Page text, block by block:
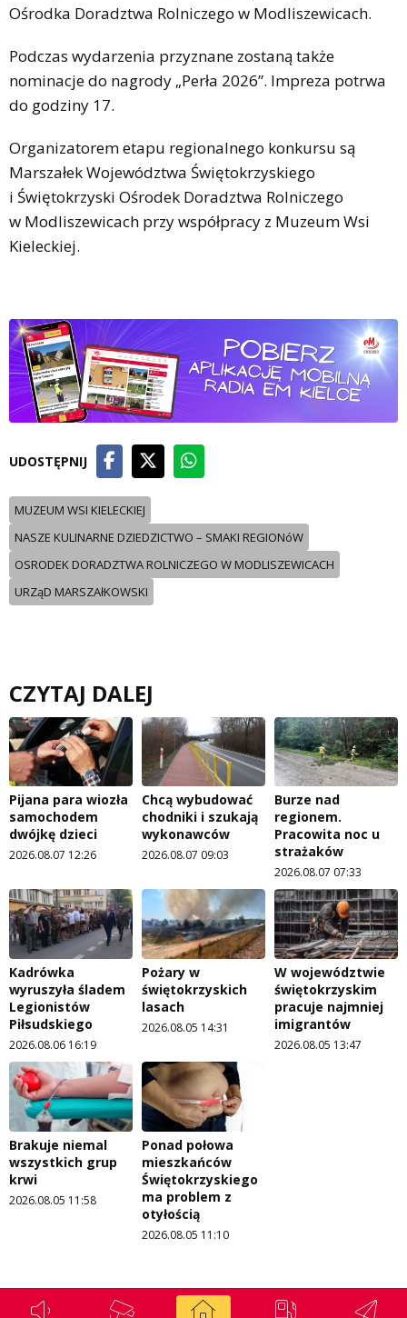
Ośrodka Doradztwa Rolniczego w Modliszewicach.
Podczas wydarzenia przyznane zostaną także
nominacje do nagrody „Perła 2026”. Impreza potrwa
do godziny 17.
Organizatorem etapu regionalnego konkursu są
Marszałek Województwa Świętokrzyskiego
i Świętokrzyski Ośrodek Doradztwa Rolniczego
w Modliszewicach przy współpracy z Muzeum Wsi
Kieleckiej.
UDOSTĘPNIJ
MUZEUM WSI KIELECKIEJ
NASZE KULINARNE DZIEDZICTWO – SMAKI REGIONóW
OSRODEK DORADZTWA ROLNICZEGO W MODLISZEWICACH
URZąD MARSZAłKOWSKI
CZYTAJ DALEJ
Pijana para wiozła
samochodem
dwójkę dzieci
2026.08.07 12:26
Chcą wybudować
chodniki i szukają
wykonawców
2026.08.07 09:03
Burze nad
regionem.
Pracowita noc u
strażaków
2026.08.07 07:33
Kadrówka
wyruszyła śladem
Legionistów
Piłsudskiego
2026.08.06 16:19
Pożary w
świętokrzyskich
lasach
2026.08.05 14:31
W województwie
świętokrzyskim
pracuje najmniej
imigrantów
2026.08.05 13:47
Brakuje niemal
wszystkich grup
krwi
2026.08.05 11:58
Ponad połowa
mieszkańców
Świętokrzyskiego
ma problem z
otyłością
2026.08.05 11:10